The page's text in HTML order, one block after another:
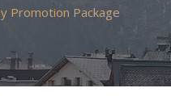
Promotion Package